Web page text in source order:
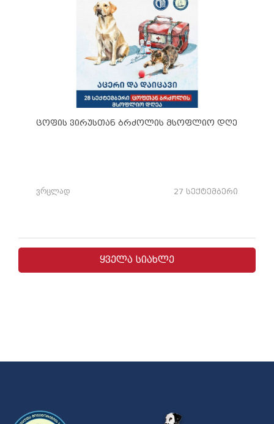
ცოფის ვირუსთან ბრძოლის მსოფლიო დღე
27 სექტემბერი
ვრცლად
ყველა სიახლე